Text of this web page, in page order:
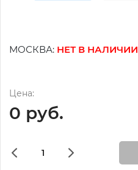
МОСКВА: НЕТ В НАЛИЧИИ
Цена:
0 руб.